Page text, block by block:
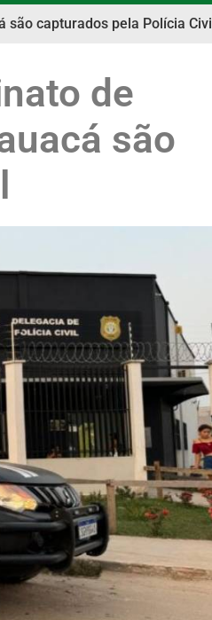
capturados pela Polícia Civil
de
são